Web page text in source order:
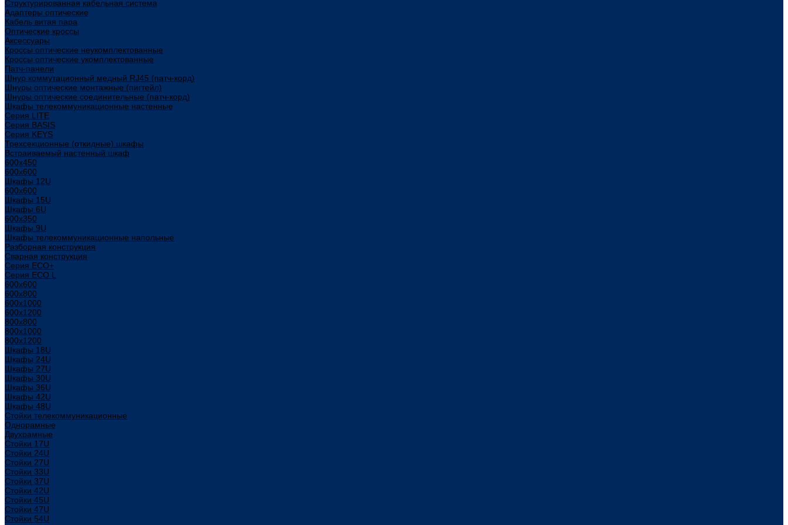
Структурированная кабельная система
Адаптеры оптические
Кабель витая пара
Оптические кроссы
Аксессуары
Кроссы оптические неукомплектованные
Кроссы оптические укомплектованные
Патч-панели
Шнур коммутационный медный RJ45 (патч-корд)
Шнуры оптические монтажные (пигтейл)
Шнуры оптические соединительные (патч-корд)
Шкафы телекоммуникационные настенные
Cерия LITE
Cерия BASIS
Cерия KEYS
Трехсекционные (откидные) шкафы
Встраиваемый настенный шкаф
600x450
600x600
Шкафы 12U
600x600
Шкафы 15U
Шкафы 6U
600x350
Шкафы 9U
Шкафы телекоммуникационные напольные
Разборная конструкция
Сварная конструкция
Серия ECO+
Серия ECO L
600x600
600x800
600х1000
600х1200
800x800
800х1000
800х1200
Шкафы 18U
Шкафы 24U
Шкафы 27U
Шкафы 30U
Шкафы 36U
Шкафы 42U
Шкафы 48U
Стойки телекоммуникационные
Однорамные
Двухрамные
Стойки 17U
Стойки 24U
Стойки 27U
Стойки 33U
Стойки 37U
Стойки 42U
Стойки 45U
Стойки 47U
Стойки 54U